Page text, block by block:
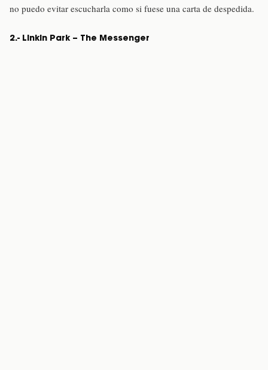
no puedo evitar escucharla como si fuese una carta de despedida.
2.- Linkin Park – The Messenger